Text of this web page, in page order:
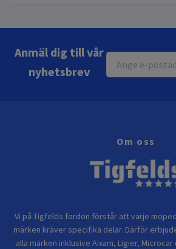
Anmäl dig till vår
nyhetsbrev
Om oss
Vi på Tigfelds fordon förstår att varje
märken kräver specifika delar. Därför
alla märken inklusive Aixam, Ligier,